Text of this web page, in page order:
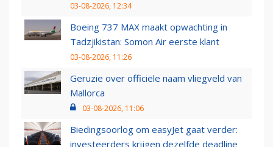
03-08-2026, 12:34
Boeing 737 MAX maakt opwachting in
Tadzjikistan: Somon Air eerste klant
03-08-2026, 11:26
Geruzie over officiële naam vliegveld van
Mallorca
03-08-2026, 11:06
Biedingsoorlog om easyJet gaat verder:
investeerders krijgen dezelfde deadline